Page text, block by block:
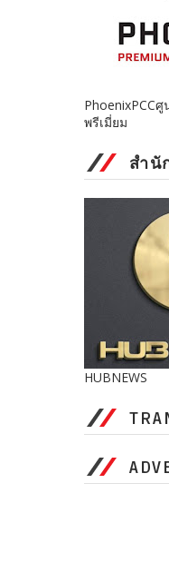
PhoenixPCC
พรีเมี่ยม
สำนั
HUBNEWS